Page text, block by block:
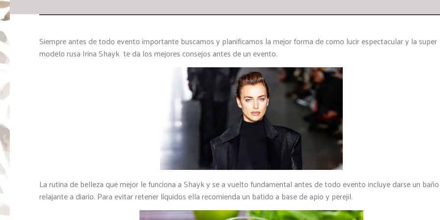
Siempre antes de todo evento importante buscamos y planificamos la mejor forma de como lucir espectacular y la super
modelo rusa Irina Shayk te da los mejores consejos antes de un evento.
La rutina de belleza que mejor le funciona a Shayk y se a vuelto fundamental antes de todo evento incluye darse un baño
relajante a diario. Para evitar retener líquidos ella recomienda un batido a base de apio y perejil.